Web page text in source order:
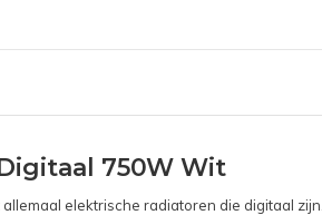
750W Wit
elektrische radiatoren die digitaal